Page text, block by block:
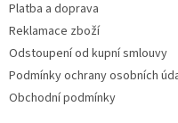
Platba a doprava
Reklamace zboží
Odstoupení od kupní smlouvy
Podmínky ochrany osobních
Obchodní podmínky